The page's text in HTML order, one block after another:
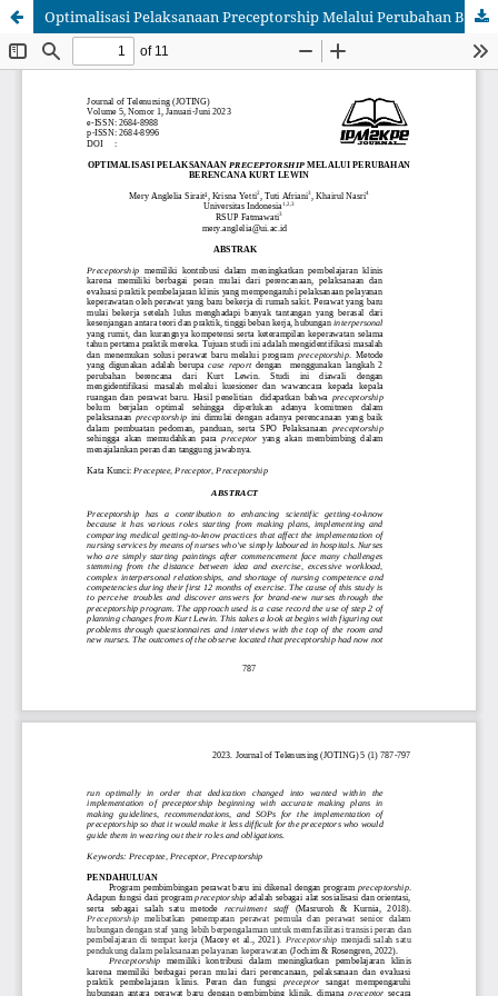
Optimalisasi Pelaksanaan Preceptorship Melalui Perubahan Berencana Kurt Lewin